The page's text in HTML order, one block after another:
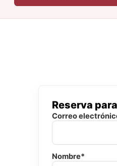
Reserva
Correo
Nombre*